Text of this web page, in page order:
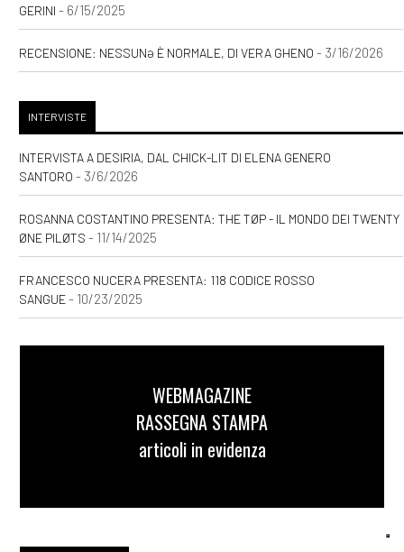
GERINI - 6/15/2025
RECENSIONE: NESSUNƏ È NORMALE, DI VERA GHENO - 3/16/2026
INTERVISTE
INTERVISTA A DESIRIA, DAL CHICK-LIT DI ELENA GENERO
SANTORO - 3/6/2026
ROSANNA COSTANTINO PRESENTA: THE TØP - IL MONDO DEI TWENTY
ØNE PILØTS - 11/14/2025
FRANCESCO NUCERA PRESENTA: 118 CODICE ROSSO
SANGUE- 10/23/2025
WEBMAGAZINE
RASSEGNA STAMPA
articoli in evidenza